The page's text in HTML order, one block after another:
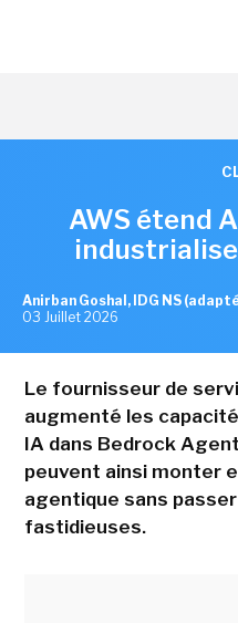
AWS étend
Anirban Goshal, IDG NS
03 Juillet 2026
Le fournisseur de
augmenté les
IA dans Bedrock
peuvent ainsi monter
agentique sans
fastidieuses.